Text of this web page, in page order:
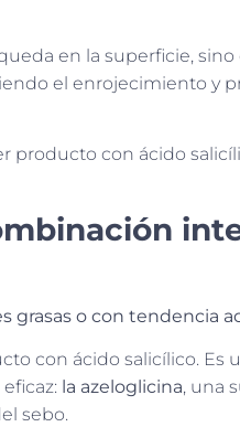
en la superficie, sino
el enrojecimiento y
producto con ácido
grasas o con tendencia
con ácido salicílico. Es
la azeloglicina, una
sebo.